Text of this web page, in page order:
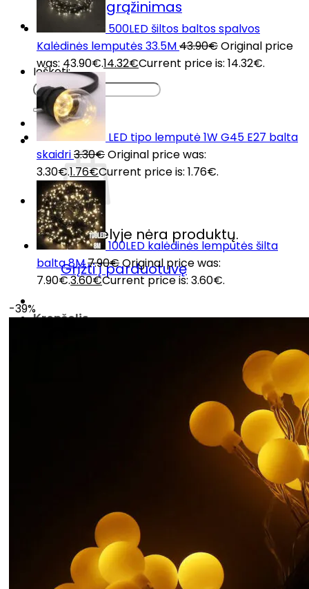
Prekių grąžinimas
Kontaktai
Ieškoti:
Krepšelyje nėra produktų.
Grįžti į parduotuvę
Krepšelis
500LED šiltos baltos spalvos
Kalėdinės lemputės 33.5M43.90€Original price
was: 43.90€.14.32€Current price is: 14.32€.
LED tipo lemputė 1W G45 E27 balta
skaidri3.30€Original price was:
3.30€.1.76€Current price is: 1.76€.
100LED kalėdinės lemputės šilta
balta 8M7.90€Original price was:
7.90€.3.60€Current price is: 3.60€.
-39%